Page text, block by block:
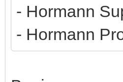
- Hormann
- Hormann